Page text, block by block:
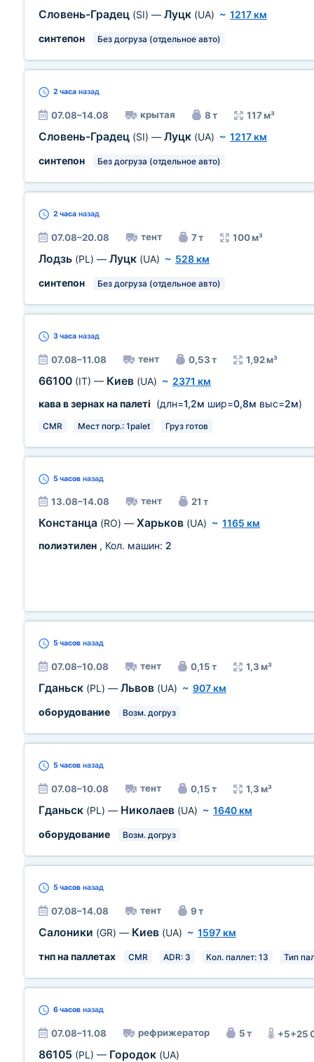
Словень-Градец (SI) — Луцк (UA) ~ 1217 км
синтепон
Без догруза (отдельное авто)
2 часа назад
07.08–14.08 крытая 8 т 117 м³
Словень-Градец (SI) — Луцк (UA) ~ 1217 км
синтепон
Без догруза (отдельное авто)
2 часа назад
07.08–20.08 тент 7 т 100 м³
Лодзь (PL) — Луцк (UA) ~ 528 км
синтепон
Без догруза (отдельное авто)
3 часа назад
07.08–11.08 тент 0,53 т 1,92 м³
66100 (IT) — Киев (UA) ~ 2371 км
кава в зернах на палеті (длн=1,2м шир=0,8м выс=2м)
CMR Мест погр.: 1palet Груз готов
5 часов назад
13.08–14.08 тент 21 т
Констанца (RO) — Харьков (UA) ~ 1165 км
полиэтилен , Кол. машин: 2
5 часов назад
07.08–10.08 тент 0,15 т 1,3 м³
Гданьск (PL) — Львов (UA) ~ 907 км
оборудование
Возм. догруз
5 часов назад
07.08–10.08 тент 0,15 т 1,3 м³
Гданьск (PL) — Николаев (UA) ~ 1640 км
оборудование
Возм. догруз
5 часов назад
07.08–14.08 тент 9 т
Салоники (GR) — Киев (UA) ~ 1597 км
тнп на паллетах
CMR ADR: 3 Кол. паллет: 13 Тип
6 часов назад
07.08–11.08 рефрижератор 5 т +5+25
86105 (PL) — Городок (UA)